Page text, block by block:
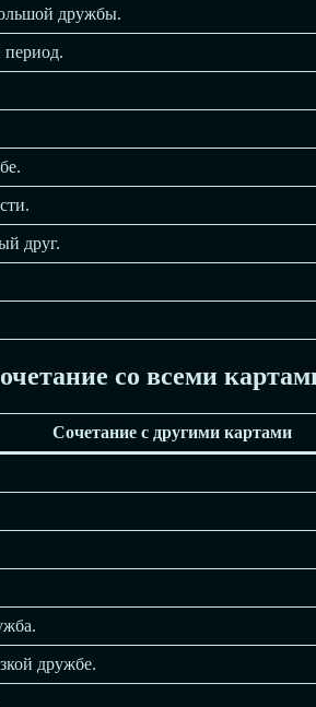
дружбы.
друг.
со всеми
Сочетание с другими картами
дружбе.